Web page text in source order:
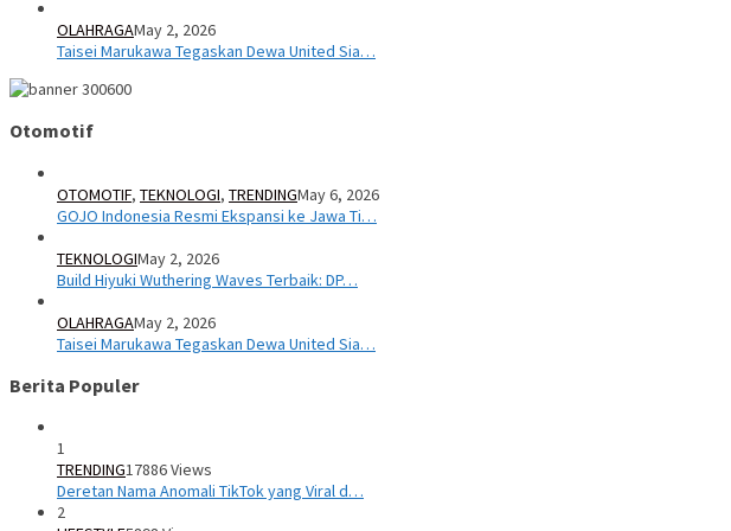
OLAHRAGAMay 2, 2026
Taisei Marukawa Tegaskan Dewa United Sia…
Otomotif
OTOMOTIF, TEKNOLOGI, TRENDINGMay 6, 2026
GOJO Indonesia Resmi Ekspansi ke Jawa Ti…
TEKNOLOGIMay 2, 2026
Build Hiyuki Wuthering Waves Terbaik: DP…
OLAHRAGAMay 2, 2026
Taisei Marukawa Tegaskan Dewa United Sia…
Berita Populer
1
TRENDING17886 Views
Deretan Nama Anomali TikTok yang Viral d…
2